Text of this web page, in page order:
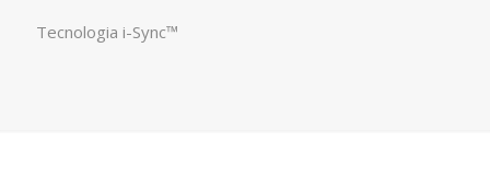
Tecnologia i-Sync™